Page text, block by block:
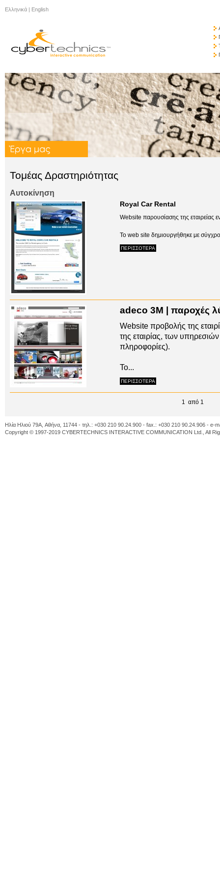
Ελληνικά | English
Τομέας Δραστηριότητας
Αυτοκίνηση
Royal Car Rental
Website παρουσίασης της εταιρείας
Το web site δημιουργήθηκε με
ΠΕΡΙΣΣΟΤΕΡΑ
adeco 3M | παροχές
Website προβολής της
της εταιρίας, των
πληροφορίες).
To...
ΠΕΡΙΣΣΟΤΕΡΑ
1 από 1
Ηλία Ηλιού 79A, Αθήνα, 11744 - τηλ.: +030 210 90.24.900 - fax.: +030 210 90.24.906 - e-
Copyright © 1997-2019 CYBERTECHNICS INTERACTIVE COMMUNICATION Ltd., All